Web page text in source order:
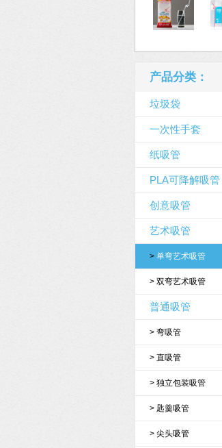
产品分类：
垃圾袋
一次性手套
纸吸管
PLA可降解吸管
创意吸管
艺术吸管
> 单弯艺术吸管
> 双弯艺术吸管
普通吸管
> 弯吸管
> 直吸管
> 独立包装吸管
> 匙羹吸管
> 尖头吸管